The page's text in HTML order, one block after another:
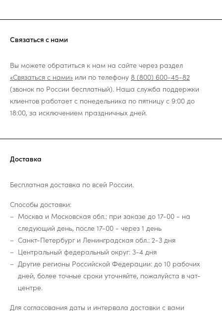
Связаться с нами
Вы можете обратиться к нам на сайте через раздел
«Связаться с нами» или по телефону 8 (800) 600-45-82
(звонок по России бесплатный). Наша служба поддержки
клиентов работает с понедельника по пятницу с 9:00 до
18:00, за исключением праздничных дней.
Доставка
Бесплатная доставка по всей России.
Способы доставки:
Москва и Московская обл.: при заказе до 17-00 - на
следующий день, после 17-00 - через 1 день
Санкт-Петербург и Ленинградская обл.: 2-3 дня
Центральный федеральный округ: 3-4 дня
Другие регионы Российской Федерации: до 10 рабочих
дней, более точные сроки уточняйте, пожалуйста в чат-
центре.
Для согласования даты и интервала доставки с вами